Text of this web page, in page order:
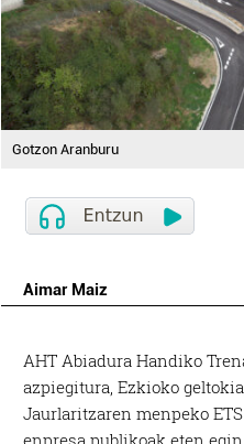
Gotzon Aranburu
Aimar Maiz
AHT Abiadura Handiko
azpiegitura, Ezkioko
Jaurlaritzaren menpeko
enpresa publikoak eten